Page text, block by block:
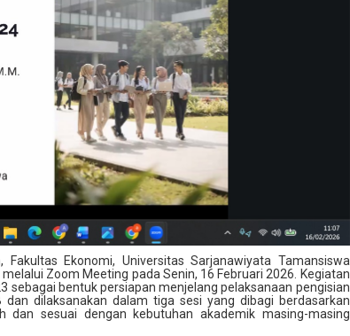
Ekonomi, Universitas Sarjanawiyata Tamansiswa
Zoom Meeting pada Senin, 16 Februari 2026. Kegiatan
sebagai bentuk persiapan menjelang pelaksanaan pengisian
dan dilaksanakan dalam tiga sesi yang dibagi berdasarkan
sesuai dengan kebutuhan akademik masing-masing